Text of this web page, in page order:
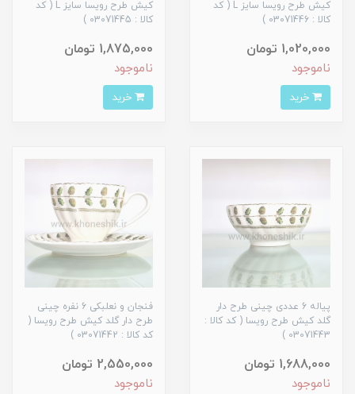
کیش طرح رویسا سایز L ( کد
کالا : 03071446 )
1,020,000 تومان
ناموجود
کیش طرح رویسا سایز L ( کد
کالا : 03071445 )
1,875,000 تومان
ناموجود
پیاله 6 عددی چینی طرح دار
گلد کیش طرح رویسا ( کد کالا :
03071443 )
1,688,000 تومان
ناموجود
فنجان و نعلبکی 6 نفره چینی
طرح دار گلد کیش طرح رویسا (
کد کالا : 03071442 )
2,550,000 تومان
ناموجود